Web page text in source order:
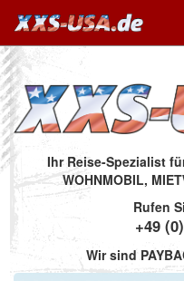
Ihr Reise-Spezialist
WOHNMOBIL,
Rufen
+49
Wir sind